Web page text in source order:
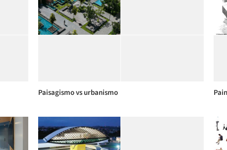
Paisagismo vs urbanismo